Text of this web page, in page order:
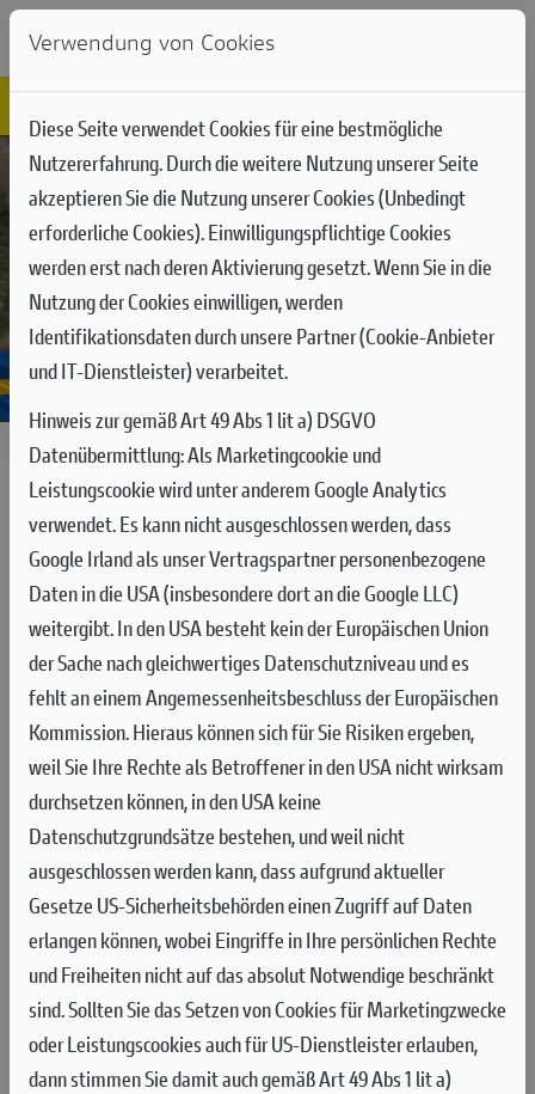
MXGP RUNDE 16 IN UDDEVALLA:
AN DIESEM WOCHENENDE GING
ES AUF UND AB
Ein Sturz in Rennen 1 zwang Jeremy Seewer zur Aufgabe, in Rennen zwei
belegte er Platz 12. Mattia Guadagnini erreichte Platz 10 im ersten
Rennen, nach einem Sturz am Start fiel er ans Ende des Feldes zurück und
kam auf Platz 22 ins Ziel.
Der MXGP von Schweden fand auf der klassischen
schwedischen Rennstrecke in Uddevalla statt, auf der seit 1958
Grand-Prix-Rennen ausgetragen werden und die in einem noch
immer in Betrieb befindlichen Granitsteinbruch angelegt
wurde. Die Strecke, eine Mischung aus Sand und hartem Kies,
zeichnet sich durch eine besonders technisch anspruchsvolle
Oberfläche aus. Das Layout für ein Drittel der Streckenlänge
wurde überarbeitet, wobei ein ganzer Abschnitt komplett neu
gestaltet wurde und besonders eng und schmal ist.
Verwendung von Cookies
Diese Seite verwendet Cookies für eine bestmögliche
Nutzererfahrung. Durch die weitere Nutzung unserer Seite
akzeptieren Sie die Nutzung unserer Cookies (Unbedingt
erforderliche Cookies). Einwilligungspflichtige Cookies
werden erst nach deren Aktivierung gesetzt. Wenn Sie in die
Nutzung der Cookies einwilligen, werden
Identifikationsdaten durch unsere Partner (Cookie-Anbieter
und IT-Dienstleister) verarbeitet.
Hinweis zur gemäß Art 49 Abs 1 lit a) DSGVO
Datenübermittlung:Als Marketingcookie und
Leistungscookie wird unter anderem Google Analytics
verwendet. Es kann nicht ausgeschlossen werden, dass
Google Irland als unser Vertragspartner personenbezogene
Daten in die USA (insbesondere dort an die Google LLC)
weitergibt. In den USA besteht kein der Europäischen Union
der Sache nach gleichwertiges Datenschutzniveau und es
fehlt an einem Angemessenheitsbeschluss der Europäischen
Kommission. Hieraus können sich für Sie Risiken ergeben,
weil Sie Ihre Rechte als Betroffener in den USA nicht wirksam
durchsetzen können, in den USA keine
Datenschutzgrundsätze bestehen, und weil nicht
ausgeschlossen werden kann, dass aufgrund aktueller
Gesetze US-Sicherheitsbehörden einen Zugriff auf Daten
erlangen können, wobei Eingriffe in Ihre persönlichen Rechte
und Freiheiten nicht auf das absolut Notwendige beschränkt
sind.Sollten Sie das Setzen von Cookies für Marketingzwecke
oder Leistungscookies auch für US-Dienstleister erlauben,
dann stimmen Sie damit auch gemäß Art 49 Abs 1 lit a)